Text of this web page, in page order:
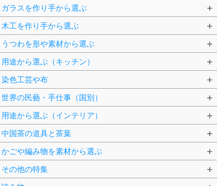
ガラスを作り手から選ぶ
木工を作り手から選ぶ
うつわを形や素材から選ぶ
用途から選ぶ（キッチン）
染色工芸や布
世界の民藝・手仕事（国別）
用途から選ぶ（インテリア）
中国茶の道具と茶葉
かごや編み物を素材から選ぶ
その他の特集